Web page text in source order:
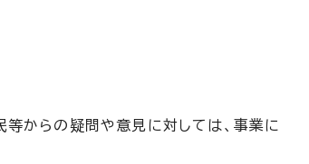
からの疑問や意見に対しては、事業に